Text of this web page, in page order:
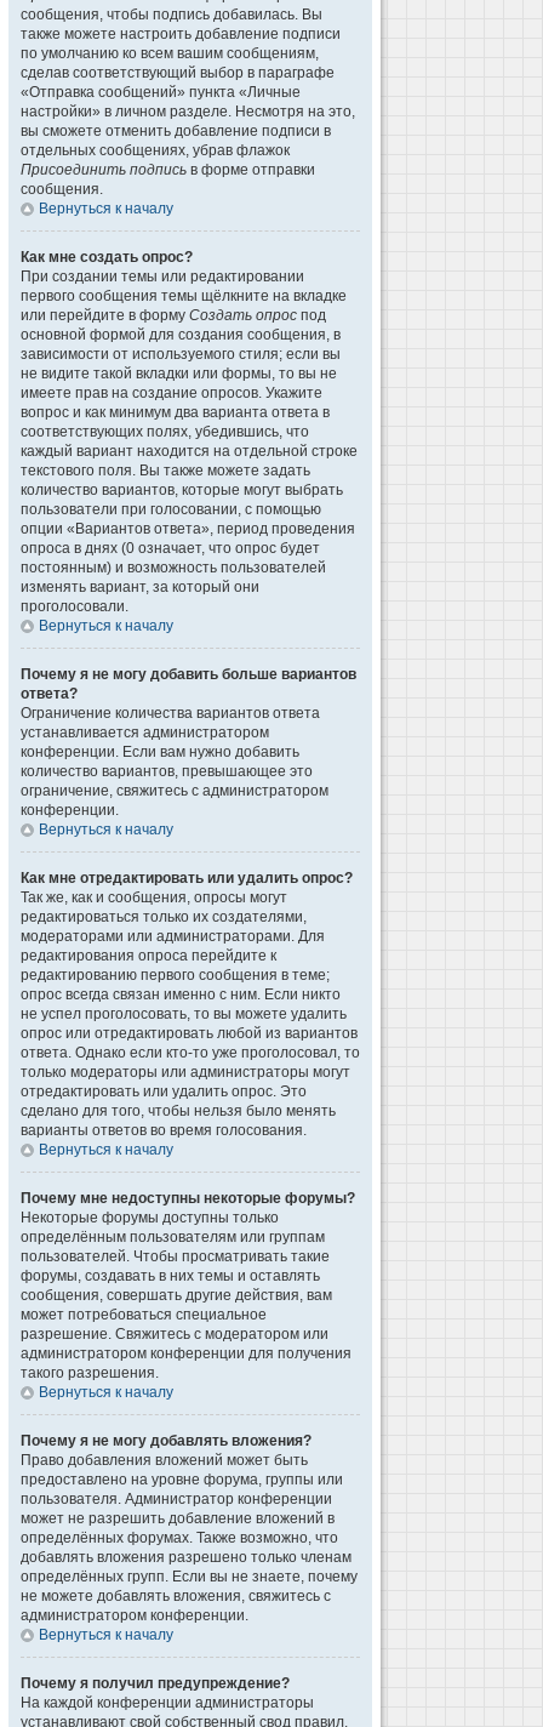
сообщения, чтобы подпись добавилась. Вы
также можете настроить добавление подписи
по умолчанию ко всем вашим сообщениям,
сделав соответствующий выбор в параграфе
«Отправка сообщений» пункта «Личные
настройки» в личном разделе. Несмотря на это,
вы сможете отменить добавление подписи в
отдельных сообщениях, убрав флажок
Присоединить подпись в форме отправки
сообщения.
Вернуться к началу
Как мне создать опрос?
При создании темы или редактировании
первого сообщения темы щёлкните на вкладке
или перейдите в форму Создать опрос под
основной формой для создания сообщения, в
зависимости от используемого стиля; если вы
не видите такой вкладки или формы, то вы не
имеете прав на создание опросов. Укажите
вопрос и как минимум два варианта ответа в
соответствующих полях, убедившись, что
каждый вариант находится на отдельной строке
текстового поля. Вы также можете задать
количество вариантов, которые могут выбрать
пользователи при голосовании, с помощью
опции «Вариантов ответа», период проведения
опроса в днях (0 означает, что опрос будет
постоянным) и возможность пользователей
изменять вариант, за который они
проголосовали.
Вернуться к началу
Почему я не могу добавить больше вариантов
ответа?
Ограничение количества вариантов ответа
устанавливается администратором
конференции. Если вам нужно добавить
количество вариантов, превышающее это
ограничение, свяжитесь с администратором
конференции.
Вернуться к началу
Как мне отредактировать или удалить опрос?
Так же, как и сообщения, опросы могут
редактироваться только их создателями,
модераторами или администраторами. Для
редактирования опроса перейдите к
редактированию первого сообщения в теме;
опрос всегда связан именно с ним. Если никто
не успел проголосовать, то вы можете удалить
опрос или отредактировать любой из вариантов
ответа. Однако если кто-то уже проголосовал, то
только модераторы или администраторы могут
отредактировать или удалить опрос. Это
сделано для того, чтобы нельзя было менять
варианты ответов во время голосования.
Вернуться к началу
Почему мне недоступны некоторые форумы?
Некоторые форумы доступны только
определённым пользователям или группам
пользователей. Чтобы просматривать такие
форумы, создавать в них темы и оставлять
сообщения, совершать другие действия, вам
может потребоваться специальное
разрешение. Свяжитесь с модератором или
администратором конференции для получения
такого разрешения.
Вернуться к началу
Почему я не могу добавлять вложения?
Право добавления вложений может быть
предоставлено на уровне форума, группы или
пользователя. Администратор конференции
может не разрешить добавление вложений в
определённых форумах. Также возможно, что
добавлять вложения разрешено только членам
определённых групп. Если вы не знаете, почему
не можете добавлять вложения, свяжитесь с
администратором конференции.
Вернуться к началу
Почему я получил предупреждение?
На каждой конференции администраторы
устанавливают свой собственный свод правил.